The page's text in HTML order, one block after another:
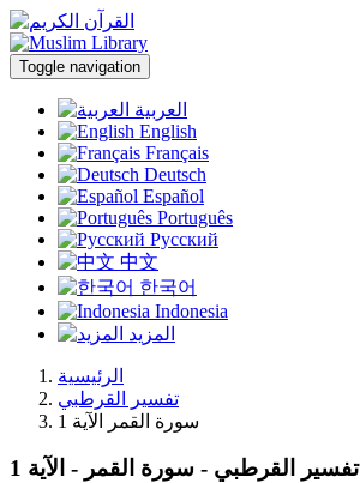
Toggle navigation
العربية
English
Français
Deutsch
Español
Português
Русский
中文
한국어
Indonesia
المزيد
الرئيسية
تفسير القرطبي
سورة القمر الآية 1
تفسير القرطبي - سورة القمر - الآية 1